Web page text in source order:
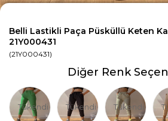
Belli Lastikli Paça Püsküllü Keten
21Y000431
(21Y000431)
Diğer Renk
Tükendi Tükendi Tükendi